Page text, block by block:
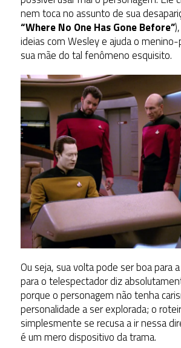
nem toca no assunto de sua
“Where No One Has Gone Before”
ideias com Wesley e ajuda o
sua mãe do tal fenômeno esquisito.
Ou seja, sua volta pode ser boa para
para o telespectador diz
porque o personagem não tenha
personalidade a ser explorada; o
simplesmente se recusa a ir nessa
é um mero dispositivo da trama.